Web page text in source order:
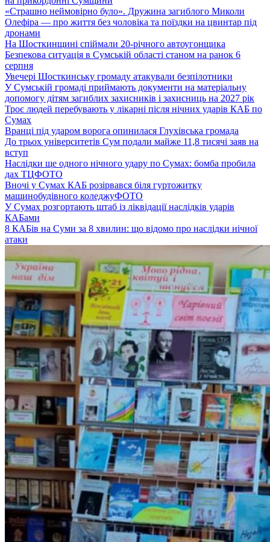
«Страшно неймовірно було». Дружина загиблого Миколи
Олефіра — про життя без чоловіка та поїздки на цвинтар під
дронами
На Шосткинщині спіймали 20-річного автоугонщика
Безпекова ситуація в Сумській області станом на ранок 6
серпня
Увечері Шосткинську громаду атакували безпілотники
У Сумській громаді приймають документи на матеріальну
допомогу дітям загиблих захисників і захисниць на 2027 рік
Троє людей перебувають у лікарні після нічних ударів КАБ по
Сумах
Вранці під ударом ворога опинилася Глухівська громада
До трьох університетів Сум подали майже 11,8 тисячі заяв на
вступ
Наслідки ще одного нічного удару по Сумах: бомба пробила
дах ТЦФОТО
Вночі у Сумах КАБ розірвався біля гуртожитку
машинобудівного коледжуФОТО
У Сумах розгортають штаб із ліквідації наслідків ударів
КАБами
8 КАБів на Суми за 8 хвилин: що відомо про наслідки нічної
атаки